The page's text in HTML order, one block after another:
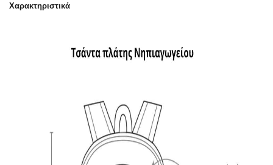
Χαρακτηριστικά